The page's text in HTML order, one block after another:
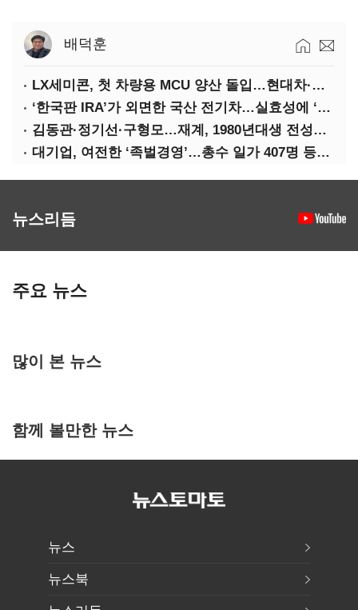
배덕훈
LX세미콘, 첫 차량용 MCU 양산 돌입…현대차·기아에 공급
‘한국판 IRA’가 외면한 국산 전기차…실효성에 ‘의문’
김동관·정기선·구형모…재계, 1980년대생 전성시대
대기업, 여전한 ‘족벌경영’…총수 일가 407명 등기임원
뉴스리듬
주요 뉴스
많이 본 뉴스
함께 볼만한 뉴스
뉴스
뉴스북